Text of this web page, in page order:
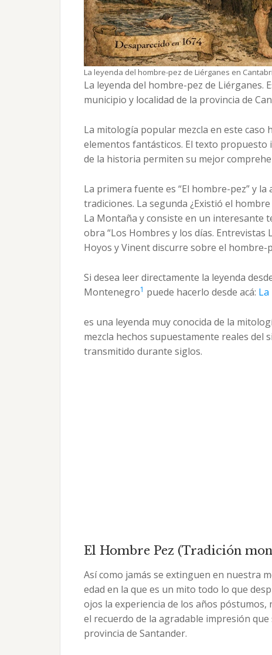
La leyenda del hombre-pez de Liérganes en
La leyenda del hombre-pez de Liérganes.
municipio y localidad de la provincia de
La mitología popular mezcla en este caso
elementos fantásticos. El texto
de la historia permiten su mejor
La primera fuente es “El hombre-pez” y
tradiciones. La segunda ¿Existió el
La Montaña y consiste en un interesante
obra “Los Hombres y los días.
Hoyos y Vinent discurre sobre el hombre-
Si desea leer directamente la leyenda
Montenegro1 puede hacerlo desde acá:
es una leyenda muy conocida de la
mezcla hechos supuestamente reales del
transmitido durante siglos.
El Hombre Pez (Tradición
Así como jamás se extinguen en nuestra
edad en la que es un mito todo lo que
ojos la experiencia de los años
el recuerdo de la agradable impresión
provincia de Santander.